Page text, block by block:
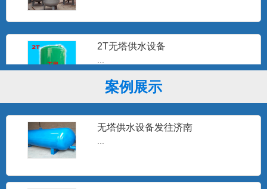
2T无塔供水设备
板式换热机组
...
案例展示
无塔供水设备发往济南
...